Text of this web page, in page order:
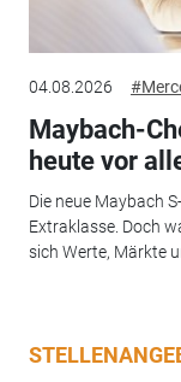
04.08.2026
Maybach-
heute vor
Die neue Maybach
Extraklasse. Doch
sich Werte, Märkte